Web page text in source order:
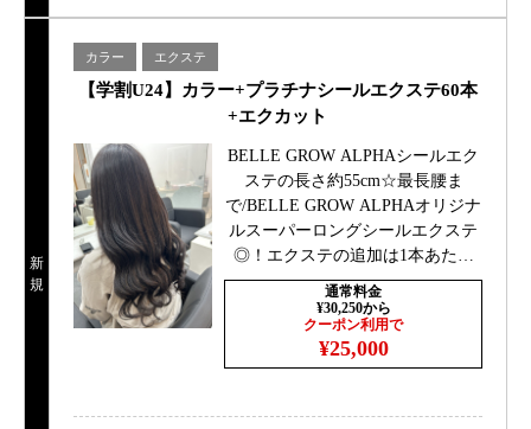
新
規
カラー エクステ
【学割U24】カラー+プラチナシールエクステ60本
+エクカット
BELLE GROW ALPHAシールエク
ステの長さ約55cm☆最長腰ま
で/BELLE GROW ALPHAオリジナ
ルスーパーロングシールエクステ
◎！エクステの追加は1本あたり
￥330別途ロング料金あり肩より上
の長さ0円肩下￥1100胸より下
￥2200
通常料金
¥30,250から
クーポン利用で
¥25,000